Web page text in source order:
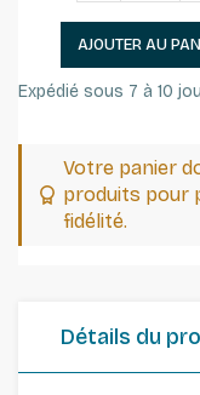
AJOUTER AU
Expédié sous 7 à 10
Votre panier
produits pour
fidélité.
Détails du